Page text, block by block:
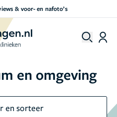
& voor- en nafoto’s
en omgeving
en sorteer